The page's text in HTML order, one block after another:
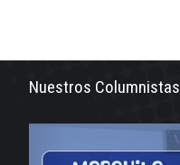
Nuestros Columnistas